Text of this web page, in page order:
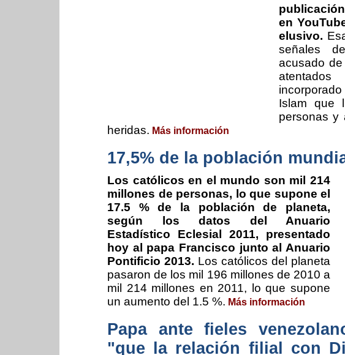
en
elusivo.
señales
acusado
Islam que
personas y
heridas. Más información
17,5% de la población
Los católicos en el mundo son mil 214
millones de personas, lo que supone el
17.5 % de la población de planeta,
según los datos del Anuario
Estadístico Eclesial 2011, presentado
hoy al papa Francisco junto al Anuario
Pontificio 2013. Los católicos del planeta
pasaron de los mil 196 millones de 2010 a
mil 214 millones en 2011, lo que supone
un aumento del 1.5 %. Más información
Papa ante fieles
"que la relación filial con